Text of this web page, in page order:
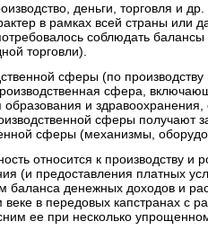
деньги, торговля и
в рамках всей страны или
соблюдать
торговли).
сферы (по
сфера,
и здравоохранения,
сферы получают
сферы (механизмы,
относится к производству и
(и предоставления платных
баланса денежных доходов и
в передовых капстранах с
ее при несколько